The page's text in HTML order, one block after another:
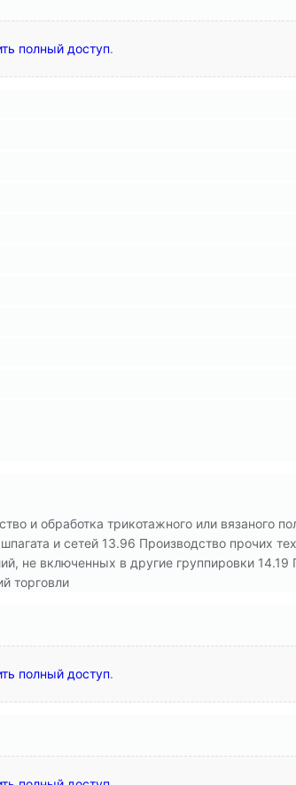
полный доступ.
и обработка трикотажного или вязаного
и сетей 13.96 Производство прочих
не включенных в другие группировки 14.19
торговли
полный доступ.